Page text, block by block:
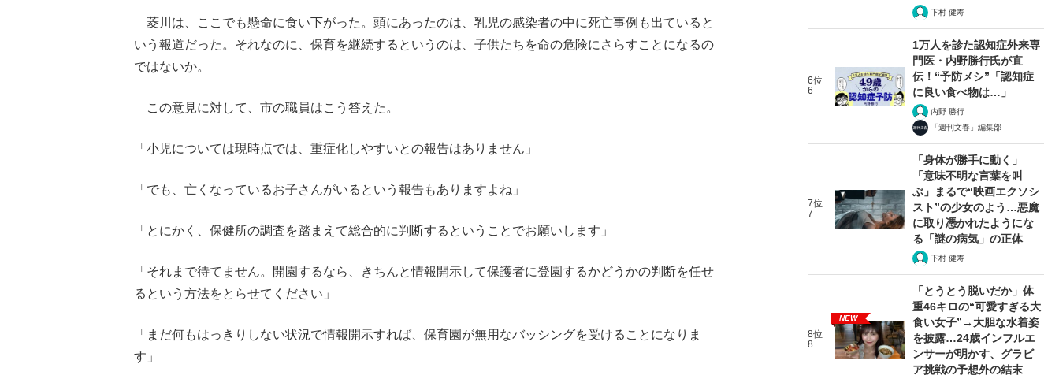
菱川は、ここでも懸命に食い下がった。頭にあったのは、乳児の感染者の中に死亡事例も出ていると
いう報道だった。それなのに、保育を継続するというのは、子供たちを命の危険にさらすことになるの
ではないか。
この意見に対して、市の職員はこう答えた。
「小児については現時点では、重症化しやすいとの報告はありません」
「でも、亡くなっているお子さんがいるという報告もありますよね」
「とにかく、保健所の調査を踏まえて総合的に判断するということでお願いします」
「それまで待てません。開園するなら、きちんと情報開示して保護者に登園するかどうかの判断を任せ
るという方法をとらせてください」
「まだ何もはっきりしない状況で情報開示すれば、保育園が無用なバッシングを受けることになりま
す」
下村 健寿
6位
6
1万人を診た認知症外来専
門医・内野勝行氏が直
伝！“予防メシ”「認知症
に良い食べ物は…」
内野 勝行
「週刊文春」編集部
7位
7
「身体が勝手に動く」
「意味不明な言葉を叫
ぶ」まるで“映画エクソシ
スト”の少女のよう…悪魔
に取り憑かれたようにな
る「謎の病気」の正体
下村 健寿
8位
8
NEW
「とうとう脱いだか」体
重46キロの“可愛すぎる大
食い女子”→大胆な水着姿
を披露…24歳インフルエ
ンサーが明かす、グラビ
ア挑戦の予想外の結末